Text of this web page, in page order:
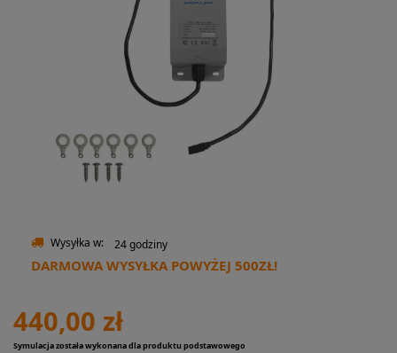
Wysyłka w: 24 godziny
DARMOWA WYSYŁKA POWYŻEJ 500ZŁ!
440,00 zł
Symulacja została wykonana dla produktu podstawowego